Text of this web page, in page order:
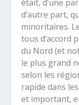
était, d’une
d’autre part,
minoritaires.
tous d’accord
du Nord (et
le plus grand
selon les
rapide dans
et important,